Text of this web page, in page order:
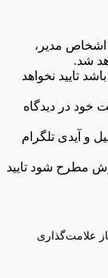
اشخاص مدیر،
شد.
تایید نخواهد
خود در دیدگاه
و آیدی تلگرام
مطرح شود تایید
علامت‌گذاری